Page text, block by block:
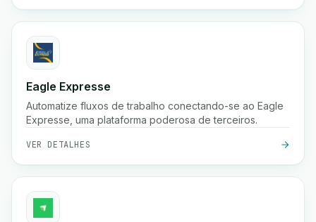
Eagle Expresse
Automatize fluxos de trabalho conectando-se ao Eagle
Expresse, uma plataforma poderosa de terceiros.
VER DETALHES